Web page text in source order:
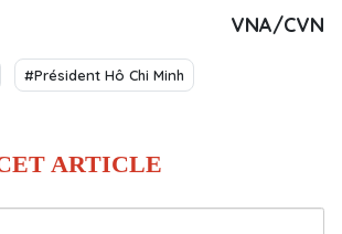
VNA/CVN
#Président Hô Chi Minh